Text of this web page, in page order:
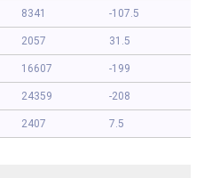
8341 -107.5
2057 31.5
16607 -199
24359 -208
2407 7.5